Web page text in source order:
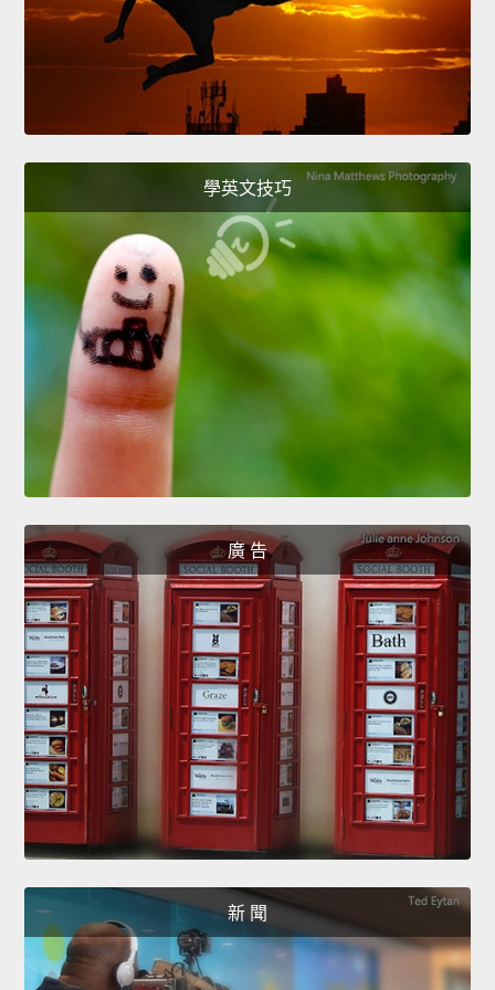
學英文技巧
廣 告
新 聞